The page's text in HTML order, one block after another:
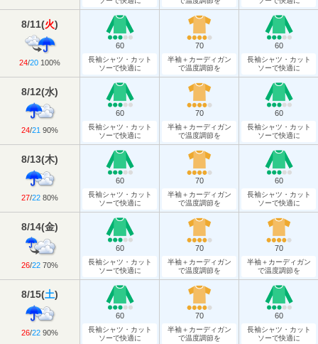
8/11(火)
24/20 100%
60
長袖シャツ・カット
ソーで快適に
70
半袖＋カーディガン
で温度調節を
60
長袖シャツ・カット
ソーで快適に
8/12(水)
24/21 90%
60
長袖シャツ・カット
ソーで快適に
70
半袖＋カーディガン
で温度調節を
60
長袖シャツ・カット
ソーで快適に
8/13(木)
27/22 80%
60
長袖シャツ・カット
ソーで快適に
70
半袖＋カーディガン
で温度調節を
60
長袖シャツ・カット
ソーで快適に
8/14(金)
26/22 70%
60
長袖シャツ・カット
ソーで快適に
70
半袖＋カーディガン
で温度調節を
70
半袖＋カーディガン
で温度調節を
8/15(土)
26/22 90%
60
長袖シャツ・カット
ソーで快適に
70
半袖＋カーディガン
で温度調節を
60
長袖シャツ・カット
ソーで快適に